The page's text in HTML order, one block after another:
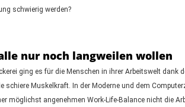
schwierig werden?
nur noch langweilen wollen
ging es für die Menschen in ihrer Arbeitswelt dank
Muskelkraft. In der Moderne und dem
möglichst angenehmen Work-Life-Balance nicht die